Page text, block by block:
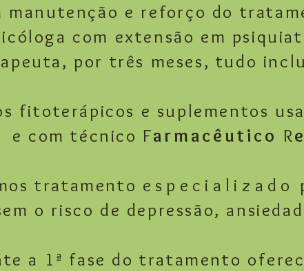
manutenção e reforço do
com extensão em
por três meses, tudo
fitoterápicos e suplementos
e com técnico Farmacêutico R
tratamento especializado
o risco de depressão,
a 1ª fase do tratamento